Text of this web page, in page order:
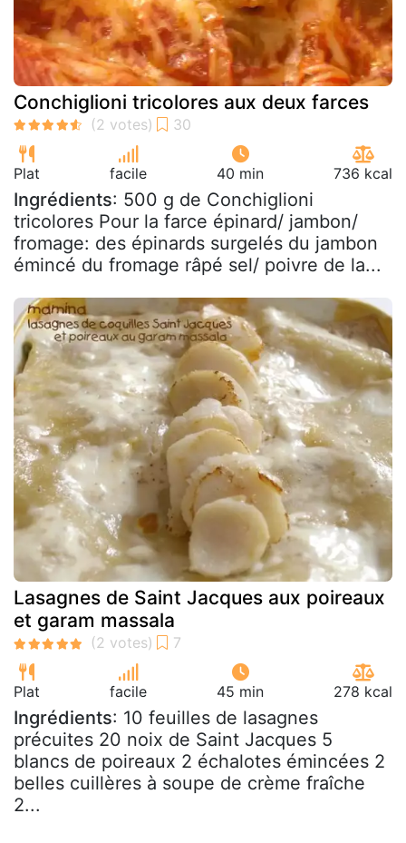
Conchiglioni tricolores aux deux farces
Plat facile 40 min 736 kcal
Ingrédients: 500 g de Conchiglioni
tricolores Pour la farce épinard/ jambon/
fromage: des épinards surgelés du jambon
émincé du fromage râpé sel/ poivre de la...
Lasagnes de Saint Jacques aux poireaux
et garam massala
Plat facile 45 min 278 kcal
Ingrédients: 10 feuilles de lasagnes
précuites 20 noix de Saint Jacques 5
blancs de poireaux 2 échalotes émincées 2
belles cuillères à soupe de crème fraîche
2...